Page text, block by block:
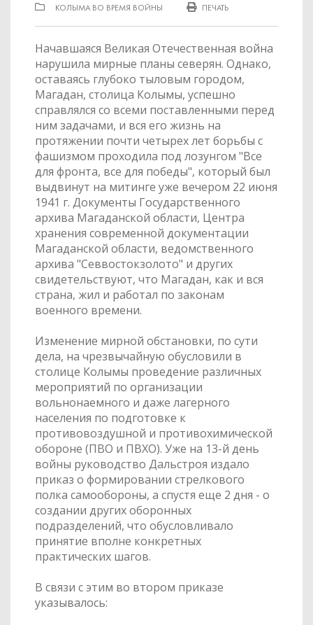
КОЛЫМА ВО ВРЕМЯ ВОЙНЫ ПЕЧАТЬ
Начавшаяся Великая Отечественная война
нарушила мирные планы северян. Однако,
оставаясь глубоко тыловым городом,
Магадан, столица Колымы, успешно
справлялся со всеми поставленными перед
ним задачами, и вся его жизнь на
протяжении почти четырех лет борьбы с
фашизмом проходила под лозунгом "Все
для фронта, все для победы", который был
выдвинут на митинге уже вечером 22 июня
1941 г. Документы Государственного
архива Магаданской области, Центра
хранения современной документации
Магаданской области, ведомственного
архива "Севвостокзолото" и других
свидетельствуют, что Магадан, как и вся
страна, жил и работал по законам
военного времени.
Изменение мирной обстановки, по сути
дела, на чрезвычайную обусловили в
столице Колымы проведение различных
мероприятий по организации
вольнонаемного и даже лагерного
населения по подготовке к
противовоздушной и противохимической
обороне (ПВО и ПВХО). Уже на 13-й день
войны руководство Дальстроя издало
приказ о формировании стрелкового
полка самообороны, а спустя еще 2 дня - о
создании других оборонных
подразделений, что обусловливало
принятие вполне конкретных
практических шагов.
В связи с этим во втором приказе
указывалось: